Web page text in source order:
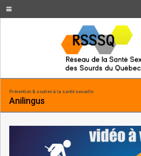
Prévention & soutien à la santé sexuelle
Anilingus